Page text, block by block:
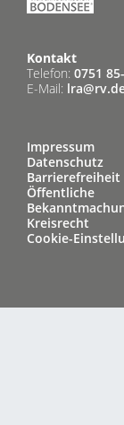
Kontakt
Telefon: 0751
E-Mail:
Impressum
Datenschutz
Barrierefreiheit
Öffentliche
Kreisrecht
Cookie-